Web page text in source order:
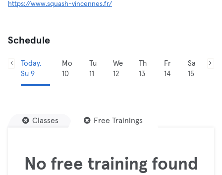
https://www.squash-vincennes.fr/
Schedule
Today,
Su 9
Mo
10
Tu
11
We
12
Th
13
Fr
14
Sa
15
Classes Free Trainings
No free training found